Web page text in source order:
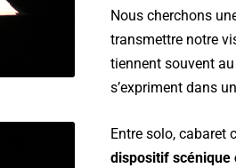
Nous cherchons
transmettre notre
tiennent souvent
s’expriment dans
Entre solo, cabaret
dispositif scénique